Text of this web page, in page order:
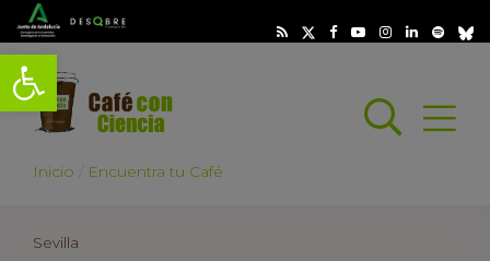
Abrir barra de herramientas
Abrir
Inicio Encuentra tu Café
Sevilla